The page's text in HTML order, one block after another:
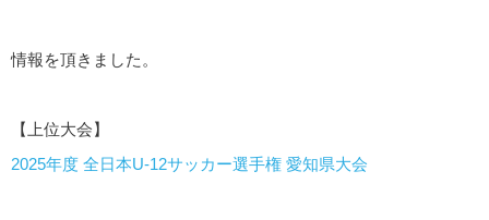
情報を頂きました。
【上位大会】
2025年度 全日本U-12サッカー選手権 愛知県大会